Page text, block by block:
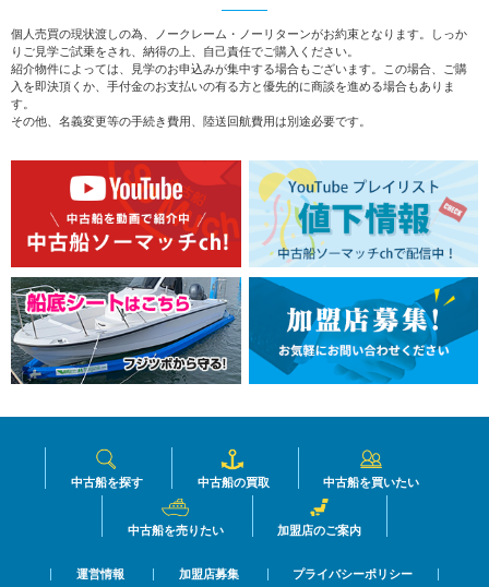
個人売買の現状渡しの為、ノークレーム・ノーリターンがお約束となります。しっか
りご見学ご試乗をされ、納得の上、自己責任でご購入ください。
紹介物件によっては、見学のお申込みが集中する場合もございます。この場合、ご購
入を即決頂くか、手付金のお支払いの有る方と優先的に商談を進める場合もありま
す。
その他、名義変更等の手続き費用、陸送回航費用は別途必要です。
中古船を探す 中古船の買取 中古船を買いたい
中古船を売りたい 加盟店のご案内
運営情報 加盟店募集 プライバシーポリシー